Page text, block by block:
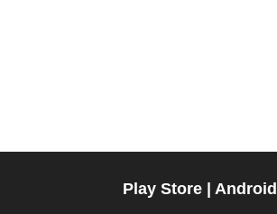
Play Store | Android